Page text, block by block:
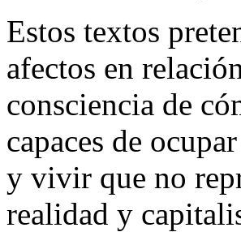
Estos textos
afectos en
consciencia de
capaces de
y vivir que no
realidad y